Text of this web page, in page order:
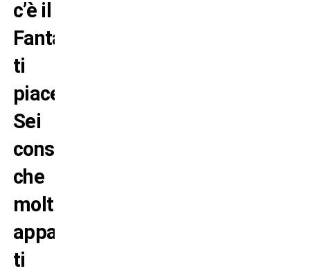
c’è il
Fantacalcio,
ti
piace?
Sei
consapevole
che
molti
appassionati
ti